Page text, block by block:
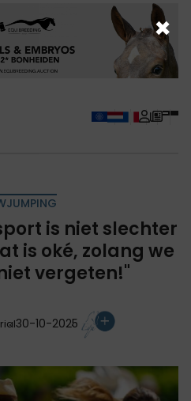
is niet slechter
is oké, zolang we
vergeten!"
30-10-2025
×